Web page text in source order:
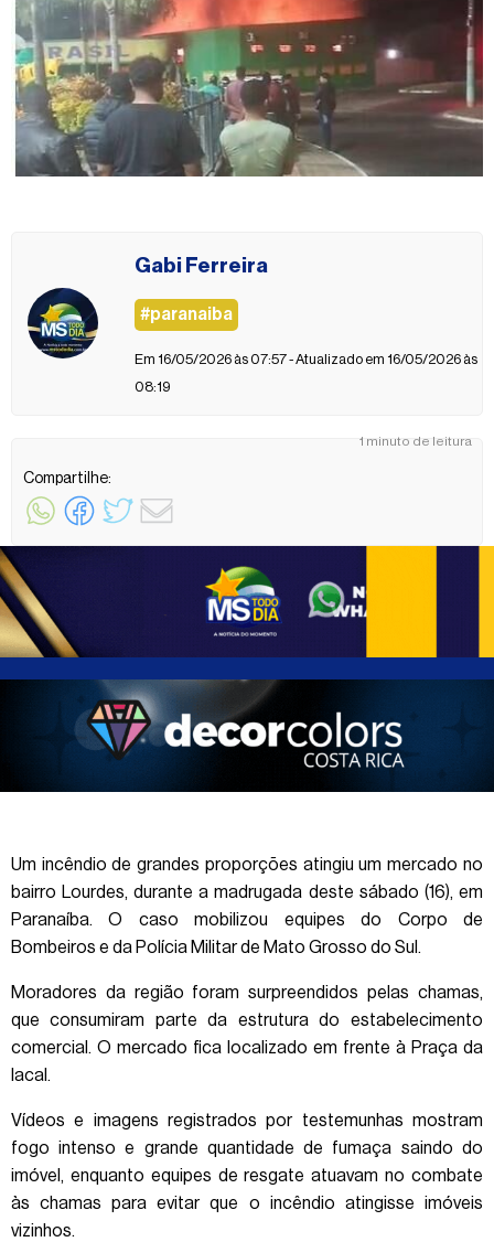
1 minuto de leitura
Gabi Ferreira
#paranaiba
Em 16/05/2026 às 07:57 - Atualizado em 16/05/2026 às
08:19
Compartilhe:
Um incêndio de grandes proporções atingiu um mercado no
bairro Lourdes, durante a madrugada deste sábado (16), em
Paranaíba. O caso mobilizou equipes do Corpo de
Bombeiros e da Polícia Militar de Mato Grosso do Sul.
Moradores da região foram surpreendidos pelas chamas,
que consumiram parte da estrutura do estabelecimento
comercial. O mercado fica localizado em frente à Praça da
Iacal.
Vídeos e imagens registrados por testemunhas mostram
fogo intenso e grande quantidade de fumaça saindo do
imóvel, enquanto equipes de resgate atuavam no combate
às chamas para evitar que o incêndio atingisse imóveis
vizinhos.